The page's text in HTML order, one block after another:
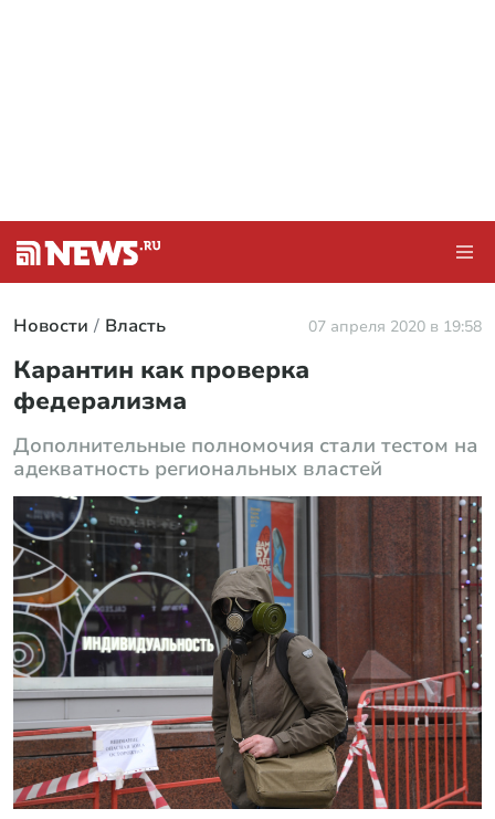
Новости Власть 07 апреля 2020 в 19:58
Карантин как проверка
федерализма
Дополнительные полномочия стали тестом на
адекватность региональных властей